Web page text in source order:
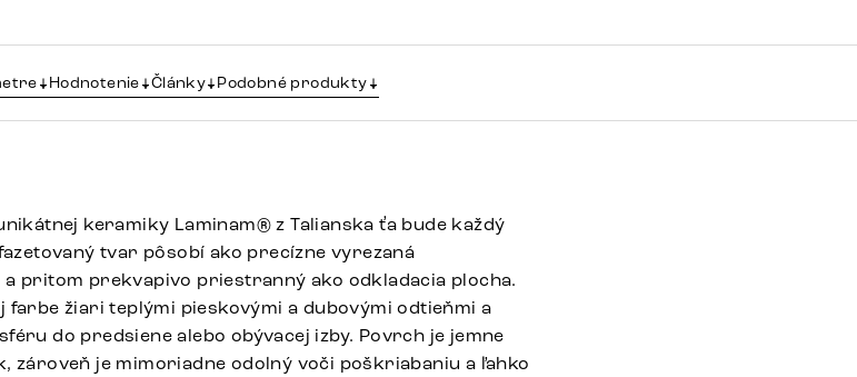
Hodnotenie Články Podobné produkty
keramiky Laminam® z Talianska ťa bude každý
tvar pôsobí ako precízne vyrezaná
pritom prekvapivo priestranný ako odkladacia plocha.
farbe žiari teplými pieskovými a dubovými odtieňmi a
do predsiene alebo obývacej izby. Povrch je jemne
je mimoriadne odolný voči poškriabaniu a ľahko